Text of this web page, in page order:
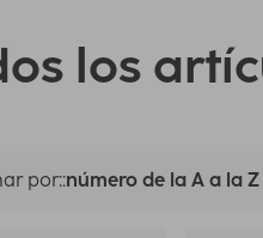
los
por::número de la A a la Z